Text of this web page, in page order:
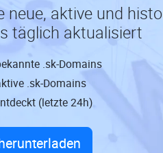
neue, aktive und
täglich aktualisiert
.sk-Domains
.sk-Domains
(letzte 24h)